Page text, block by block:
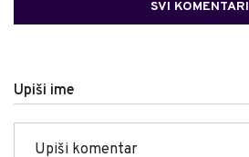
SVI KOMENTARI
Upiši ime